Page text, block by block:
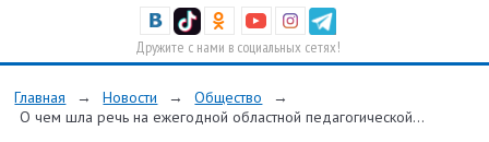
Дружите с нами в социальных сетях!
Главная → Новости → Общество
→
О чем шла речь на ежегодной областной педагогической...